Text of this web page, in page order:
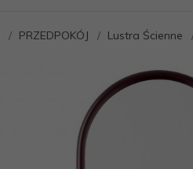
PRZEDPOKÓJ Lustra Ścienne